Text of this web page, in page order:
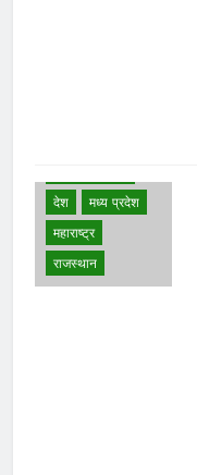
देश
मध्य प्रदेश
महाराष्ट्र
राजस्थान